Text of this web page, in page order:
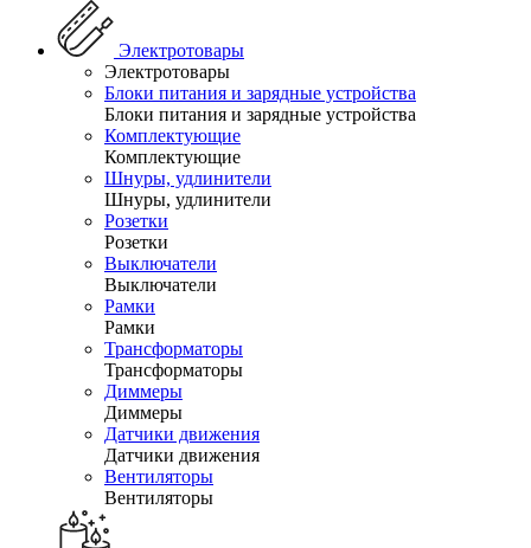
Электротовары
Электротовары
Блоки питания и зарядные устройства
Блоки питания и зарядные устройства
Комплектующие
Комплектующие
Шнуры, удлинители
Шнуры, удлинители
Розетки
Розетки
Выключатели
Выключатели
Рамки
Рамки
Трансформаторы
Трансформаторы
Диммеры
Диммеры
Датчики движения
Датчики движения
Вентиляторы
Вентиляторы